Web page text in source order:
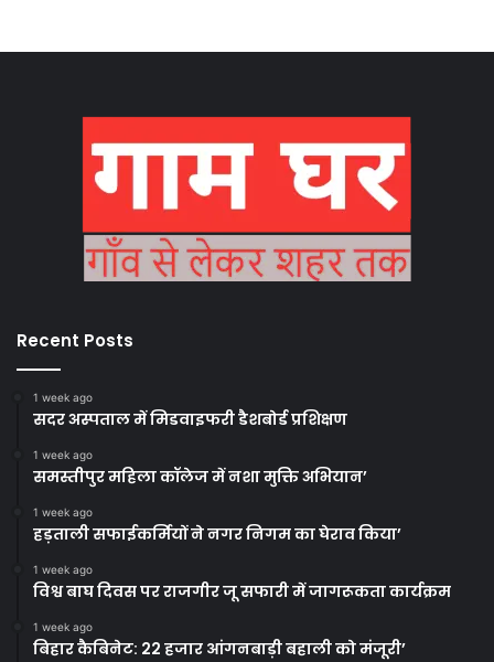
Recent Posts
1 week ago
सदर अस्पताल में मिडवाइफरी डैशबोर्ड प्रशिक्षण
1 week ago
समस्तीपुर महिला कॉलेज में नशा मुक्ति अभियान’
1 week ago
हड़ताली सफाईकर्मियों ने नगर निगम का घेराव किया’
1 week ago
विश्व बाघ दिवस पर राजगीर जू सफारी में जागरूकता कार्यक्रम
1 week ago
बिहार कैबिनेट: 22 हजार आंगनबाड़ी बहाली को मंजूरी’